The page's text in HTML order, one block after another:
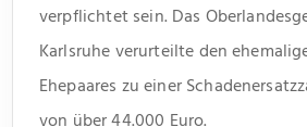
verpflichtet sein. Das
Karlsruhe verurteilte den
Ehepaares zu einer
von über 44.000 Euro.